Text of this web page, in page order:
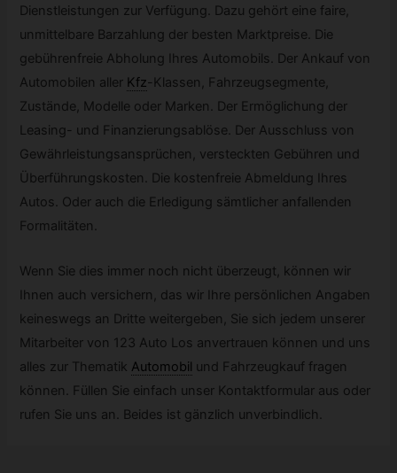
Dienstleistungen zur Verfügung. Dazu gehört eine faire,
unmittelbare Barzahlung der besten Marktpreise. Die
gebührenfreie Abholung Ihres Automobils. Der Ankauf von
Automobilen aller Kfz- Klassen, Fahrzeugsegmente,
Zustände, Modelle oder Marken. Der Ermöglichung der
Leasing- und Finanzierungsablöse. Der Ausschluss von
Gewährleistungsansprüchen, versteckten Gebühren und
Überführungskosten. Die kostenfreie Abmeldung Ihres
Autos. Oder auch die Erledigung sämtlicher anfallenden
Formalitäten.
Wenn Sie dies immer noch nicht überzeugt, können wir
Ihnen auch versichern, das wir Ihre persönlichen Angaben
keineswegs an Dritte weitergeben, Sie sich jedem unserer
Mitarbeiter von 123 Auto Los anvertrauen können und uns
alles zur Thematik Automobil und Fahrzeugkauf fragen
können. Füllen Sie einfach unser Kontaktformular aus oder
rufen Sie uns an. Beides ist gänzlich unverbindlich.